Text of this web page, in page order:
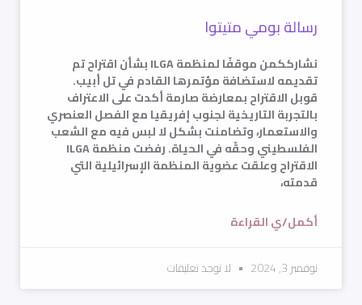
رسالة بومي متيتوا
نشارككمن موقفًا لمنظمة ILGA بشأن اقتراح تم
تقديمه لاستضافة مؤتمرها القادم في تل أبيب.
قوبل الاقتراح بمعارضة صارمة أكدت على الاعتراف
بالتجربة التاريخية لجنوب إفريقيا مع الفصل العنصري
والاستعمار، وتضامنت بشكل لا لبس فيه مع الشعب
الفلسطيني وحقّه في الحياة. رفضت منظمة ILGA
الاقتراح وعلقت عضوية المنظمة الإسرائيلية التي
قدمته،
أكمل/ي القراءة
نوفمبر 3, 2024 لا توجد تعليقات